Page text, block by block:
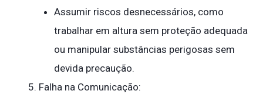
Assumir riscos desnecessários, como
trabalhar em altura sem proteção adequada
ou manipular substâncias perigosas sem
devida precaução.
Falha na Comunicação: